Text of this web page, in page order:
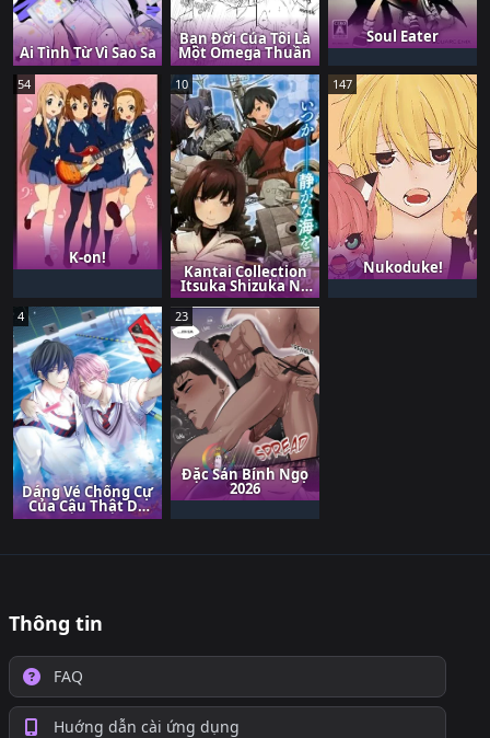
Ái Tình Từ Vì Sao Sa
Bạn Đời Của Tôi Là
Một Omega Thuần
Soul Eater
54
K-on!
10
Kantai Collection
Itsuka Shizuka Na
Umi De
147
Nukoduke!
4
Dáng Vẻ Chống Cự
Của Cậu Thật Dễ
Thương
23
Đặc Sản Bính Ngọ
2026
Thông tin
FAQ
Huớng dẫn cài ứng dụng